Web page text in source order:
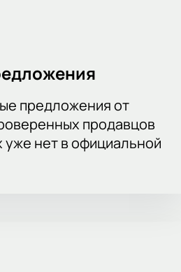
предложения от
продавцов
нет в официальной